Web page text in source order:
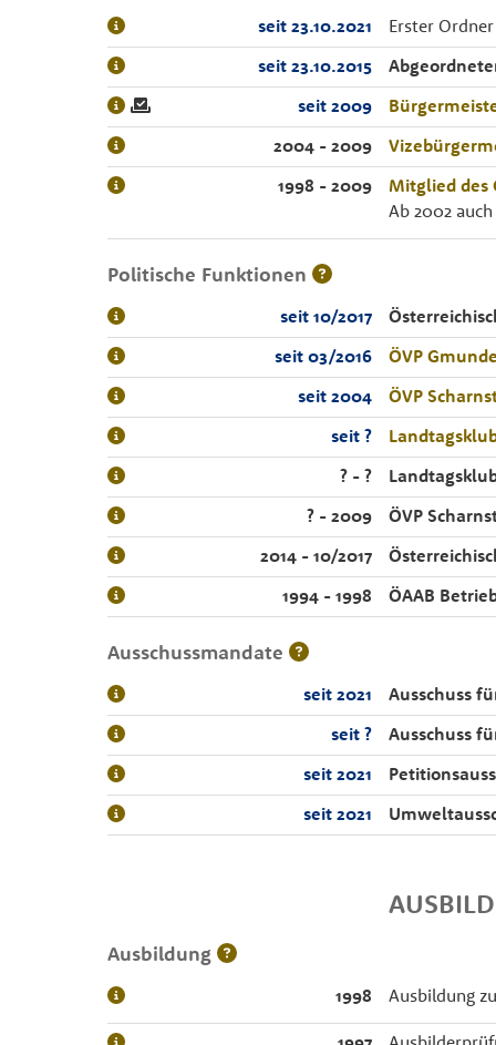
seit 23.10.2021 Erster
seit 23.10.2015
seit 2009
2004 - 2009
1998 - 2009
Mitglied des
Ab 2002
Politische Funktionen
seit 10/2017
seit 03/2016
ÖVP
seit 2004
ÖVP
seit ?
? - ?
? - 2009
ÖVP
2014 - 10/2017
1994 - 1998
ÖAAB
Ausschussmandate
seit 2021 Ausschuss
seit ?
Ausschuss
seit 2021
seit 2021
Ausbildung
1998 Ausbildung